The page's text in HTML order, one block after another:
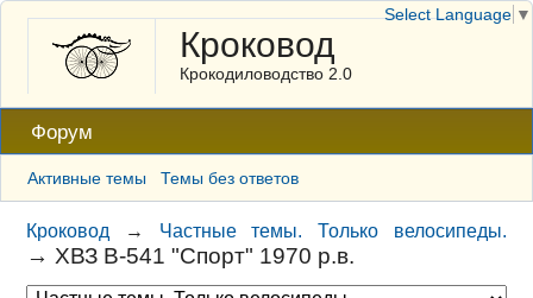
Кроковод
Крокодиловодство 2.0
Форум
Активные темы Темы без ответов
Кроковод → Частные темы. Только велосипеды.
→ ХВЗ В-541 "Спорт" 1970 р.в.
Select Language ▼